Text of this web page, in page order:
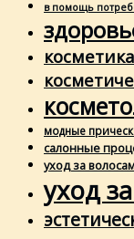
в помощь
косметика
модные
салонные
уход за
уход